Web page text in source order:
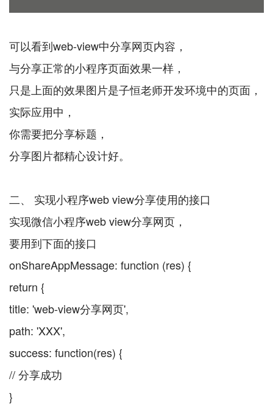
可以看到web-view中分享网页内容，
与分享正常的小程序页面效果一样，
只是上面的效果图片是子恒老师开发环境中的页面，
实际应用中，
你需要把分享标题，
分享图片都精心设计好。
二、 实现小程序web view分享使用的接口
实现微信小程序web view分享网页，
要用到下面的接口
onShareAppMessage: function (res) {
return {
title: 'web-view分享网页',
path: 'XXX',
success: function(res) {
// 分享成功
}